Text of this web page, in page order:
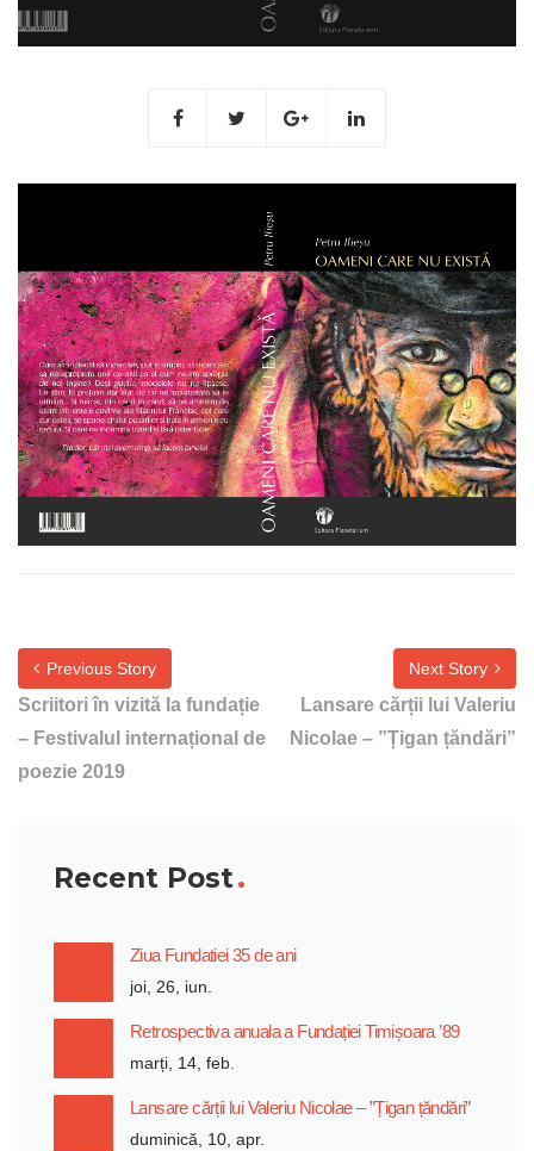
Previous Story
Scriitori în vizită la fundație
– Festivalul internațional de
poezie 2019
Next Story
Lansare cărții lui Valeriu
Nicolae – ”Țigan țăndări”
Recent Post
Ziua Fundatiei 35 de ani
joi, 26, iun.
Retrospectiva anuala a Fundației Timișoara ’89
marți, 14, feb.
Lansare cărții lui Valeriu Nicolae – ”Țigan țăndări”
duminică, 10, apr.